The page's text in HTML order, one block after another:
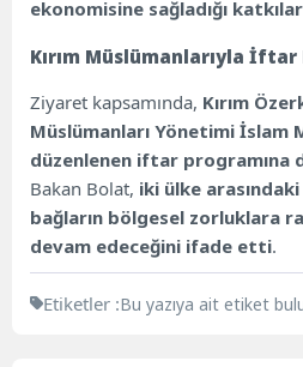
ekonomisine sağladığı
Kırım Müslümanlarıyla İftar
Ziyaret kapsamında, Kırım
Müslümanları Yönetimi İslam
düzenlenen iftar programına
Bakan Bolat, iki ülke
bağların bölgesel zorluklara
devam edeceğini ifade etti.
Etiketler :Bu yazıya ait etiket